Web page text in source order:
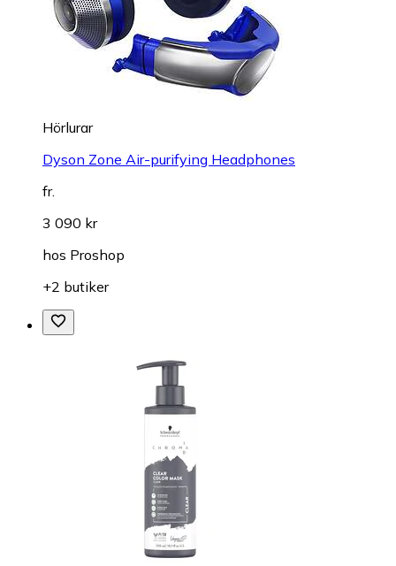
Hörlurar
Dyson Zone Air-purifying Headphones
fr.
3 090 kr
hos Proshop
+2 butiker